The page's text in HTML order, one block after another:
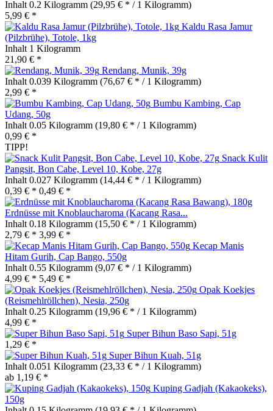
Inhalt 0.2 Kilogramm (29,95 € * / 1 Kilogramm)
5,99 € *
Kaldu Rasa Jamur
(Pilzbrühe), Totole, 1kg
Inhalt 1 Kilogramm
21,90 € *
Rendang, Munik, 39g
Inhalt 0.039 Kilogramm (76,67 € * / 1 Kilogramm)
2,99 € *
Bumbu Kambing, Cap
Udang, 50g
Inhalt 0.05 Kilogramm (19,80 € * / 1 Kilogramm)
0,99 € *
TIPP!
Snack Kulit
Pangsit, Bon Cabe, Level 10, Kobe, 27g
Inhalt 0.027 Kilogramm (14,44 € * / 1 Kilogramm)
0,39 € * 0,49 € *
Erdnüsse mit Knoblaucharoma (Kacang Rasa...
Inhalt 0.18 Kilogramm (15,50 € * / 1 Kilogramm)
2,79 € * 3,99 € *
Kecap Manis
Hitam Gurih, Cap Bango, 550g
Inhalt 0.55 Kilogramm (9,07 € * / 1 Kilogramm)
4,99 € * 5,49 € *
Opak Koekjes
(Reismehlröllchen), Nesia, 250g
Inhalt 0.25 Kilogramm (19,96 € * / 1 Kilogramm)
4,99 € *
Super Bihun Baso Sapi, 51g
1,29 € *
Super Bihun Kuah, 51g
Inhalt 0.051 Kilogramm (23,33 € * / 1 Kilogramm)
ab 1,19 € *
Kuping Gadjah (Kakaokeks),
150g